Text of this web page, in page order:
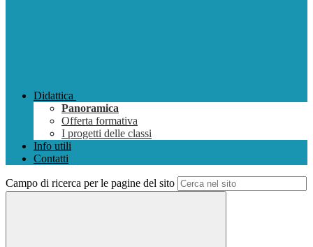
Didattica
Panoramica
Offerta formativa
I progetti delle classi
Info utili
Contatti
Campo di ricerca per le pagine del sito